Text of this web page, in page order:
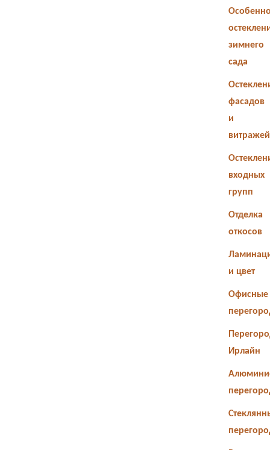
зимнего
сада
фасадов
и
витражей
входных
групп
Отделка
откосов
и цвет
Офисные
Ирлайн